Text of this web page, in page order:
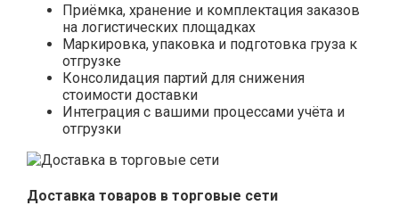
Приёмка, хранение и комплектация заказов
на логистических площадках
Маркировка, упаковка и подготовка груза к
отгрузке
Консолидация партий для снижения
стоимости доставки
Интеграция с вашими процессами учёта и
отгрузки
Доставка товаров в торговые сети